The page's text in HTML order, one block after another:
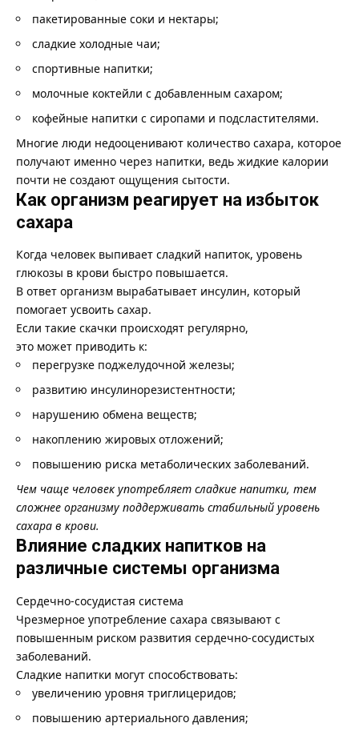
пакетированные соки и нектары;
сладкие холодные чаи;
спортивные напитки;
молочные коктейли с добавленным сахаром;
кофейные напитки с сиропами и подсластителями.
Многие люди недооценивают количество сахара, которое
получают именно через напитки, ведь жидкие калории
почти не создают ощущения сытости.
Как организм реагирует на избыток
сахара
Когда человек выпивает сладкий напиток, уровень
глюкозы в крови быстро повышается.
В ответ организм вырабатывает инсулин, который
помогает усвоить сахар.
Если такие скачки происходят регулярно,
это может приводить к:
перегрузке поджелудочной железы;
развитию инсулинорезистентности;
нарушению обмена веществ;
накоплению жировых отложений;
повышению риска метаболических заболеваний.
Чем чаще человек употребляет сладкие напитки, тем
сложнее организму поддерживать стабильный уровень
сахара в крови.
Влияние сладких напитков на
различные системы организма
Сердечно-сосудистая система
Чрезмерное употребление сахара связывают с
повышенным риском развития сердечно-сосудистых
заболеваний.
Сладкие напитки могут способствовать:
увеличению уровня триглицеридов;
повышению артериального давления;